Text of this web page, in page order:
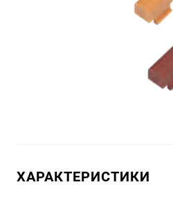
ХАРАКТЕРИСТИКИ